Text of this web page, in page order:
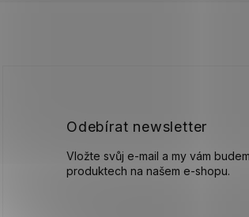
Odebírat newsletter
Vložte svůj e-mail a my vám
produktech na našem e-shopu.